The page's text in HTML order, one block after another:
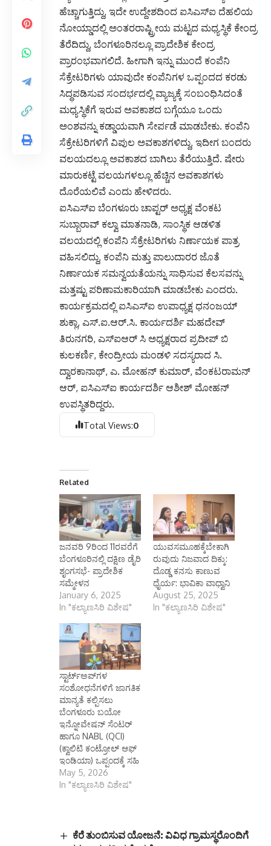
ಹೆಚ್ಚಾಗುತ್ತಿದ್ದು, ಇದೇ ಉದ್ದೇಶದಿಂದ ಐಸಿಎಸ್ಐ ದೆಹಲಿಯ
ನೋಯ್ಡಾದಲ್ಲಿ ಅಂತರರಾಷ್ಟ್ರೀಯ ಮಟ್ಟದ ಮಧ್ಯಸ್ಥಿಕೆ ಕೇಂದ್ರ
ತೆರೆದಿದ್ದು, ಬೆಂಗಳೂರಿನಲ್ಲೂ ಪ್ರಾದೇಶಿಕ ಕೇಂದ್ರ
ಪ್ರಾರಂಭವಾಗಲಿದೆ. ಹೀಗಾಗಿ ಇನ್ನು ಮುಂದೆ ಕಂಪೆನಿ
ಸೆಕ್ರೇಟರಿಗಳು ಯಾವುದೇ ಕಂಪೆನಿಗಳ ಒಪ್ಪಂದದ ಕರಡು
ಸಿದ್ಧಪಡಿಸುವ ಸಂದರ್ಭದಲ್ಲಿ ವ್ಯಾಜ್ಯಕ್ಕೆ ಸಂಬಂಧಿಸಿದಂತೆ
ಮಧ್ಯಸ್ಥಿಕೆಗೆ ಇರುವ ಅವಕಾಶದ ಬಗ್ಗೆಯೂ ಒಂದು
ಅಂಶವನ್ನು ಕಡ್ಡಾಯವಾಗಿ ಸೇರ್ಪಡೆ ಮಾಡಬೇಕು. ಕಂಪೆನಿ
ಸೆಕ್ರೇಟರಿಗಳಿಗೆ ವಿಪುಲ ಅವಕಾಶಗಳಿದ್ದು, ಇದೀಗ ಬಂದರು
ವಲಯದಲ್ಲೂ ಅವಕಾಶದ ಬಾಗಿಲು ತೆರೆಯುತ್ತಿದೆ. ಷೇರು
ಮಾರುಕಟ್ಟೆ ವಲಯಗಳಲ್ಲೂ ಹೆಚ್ಚಿನ ಅವಕಾಶಗಳು
ದೊರೆಯಲಿವೆ ಎಂದು ಹೇಳಿದರು.
ಐಸಿಎಸ್‌ಐ ಬೆಂಗಳೂರು ಚಾಪ್ಟರ್ ಅಧ್ಯಕ್ಷ ವೆಂಕಟ
ಸುಬ್ಬಾರಾವ್ ಕಲ್ವಾ ಮಾತನಾಡಿ, ಸಾಂಸ್ಥಿಕ ಆಡಳಿತ
ವಲಯದಲ್ಲಿ ಕಂಪೆನಿ ಸೆಕ್ರೇಟರಿಗಳು ನಿರ್ಣಾಯಕ ಪಾತ್ರ
ವಹಿಸಲಿದ್ದು, ಕಂಪೆನಿ ಮತ್ತು ಪಾಲುದಾರರ ಜೊತೆ
ನಿರ್ಣಾಯಕ ಸಮನ್ವಯತೆಯನ್ನು ಸಾಧಿಸುವ ಕೆಲಸವನ್ನು
ಮತ್ತಷ್ಟು ಪರಿಣಾಮಕಾರಿಯಾಗಿ ಮಾಡಬೇಕು ಎಂದರು.
ಕಾರ್ಯಕ್ರಮದಲ್ಲಿ ಐಸಿಎಸ್‌ಐ ಉಪಾಧ್ಯಕ್ಷ ಧನಂಜಯ್
ಶುಕ್ಲಾ, ಎಸ್.ಐ.ಆರ್.ಸಿ. ಕಾರ್ಯದರ್ಶಿ ಮಹದೇವ್
ತಿರುನಗರಿ, ಎಸ್ಐಆರ್ ಸಿ ಅಧ್ಯಕ್ಷರಾದ ಪ್ರದೀಪ್ ಬಿ
ಕುಲಕರ್ಣಿ, ಕೇಂದ್ರೀಯ ಮಂಡಳಿ ಸದಸ್ಯರಾದ ಸಿ.
ದ್ವಾರಕಾನಾಥ್, ಎ. ಮೋಹನ್ ಕುಮಾರ್, ವೆಂಕಟರಾಮನ್
ಆರ್, ಐಸಿಎಸ್ಐ ಕಾರ್ಯದರ್ಶಿ ಆಶೀಶ್ ಮೋಹನ್
ಉಪಸ್ಥಿತರಿದ್ದರು.
Total Views:0
Related
ಜನವರಿ 9ರಿಂದ 11ರವರೆಗೆ
ಬೆಂಗಳೂರಿನಲ್ಲಿ ದಕ್ಷಿಣ ಡೈರಿ
ಶೃಂಗಸಭೆ- ಪ್ರಾದೇಶಿಕ
ಸಮ್ಮೇಳನ
January 6, 2025
In "ಕಲ್ಯಾಣಸಿರಿ ವಿಶೇಷ"
ಯುವಸಮೂಹಕ್ಕೆಬೇಕಾಗಿ
ರುವುದು ನಿಜವಾದ ದಿಕ್ಕು:
ದೊಡ್ಡ ಕನಸು ಕಾಣುವ
ಧೈರ್ಯ: ಭಾವಿಕಾ ವಾಧ್ವಾನಿ
August 25, 2025
In "ಕಲ್ಯಾಣಸಿರಿ ವಿಶೇಷ"
ಸ್ಟಾರ್ಟ್‌ಅಪ್‌ಗಳ
ಸಂಶೋಧನೆಗಳಿಗೆ ಜಾಗತಿಕ
ಮಾನ್ಯತೆ ಕಲ್ಪಿಸಲು
ಬೆಂಗಳೂರು ಬಯೋ
ಇನ್ನೋವೇಷನ್‌ ಸೆಂಟರ್‌
ಹಾಗೂ NABL (QCI)
(ಕ್ವಾಲಿಟಿ ಕಂಟ್ರೋಲ್ ಆಫ್
ಇಂಡಿಯಾ) ಒಪ್ಪಂದಕ್ಕೆ ಸಹಿ
May 5, 2026
In "ಕಲ್ಯಾಣಸಿರಿ ವಿಶೇಷ"
ಕೆರೆ ತುಂಬಿಸುವ ಯೋಜನೆ: ವಿವಿಧ ಗ್ರಾಮಸ್ಥರೊಂದಿಗೆ